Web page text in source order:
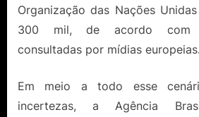
Organização das Nações
300 mil, de acordo com
consultadas por mídias europeias.
Em meio a todo esse
incertezas, a Agência